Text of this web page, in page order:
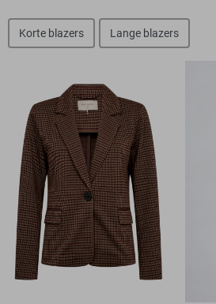
Korte blazers Lange blazers